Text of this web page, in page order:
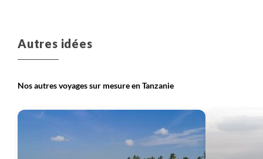
Voyage
Zanzibar
Autres idées
Nos autres voyages sur mesure en Tanzanie